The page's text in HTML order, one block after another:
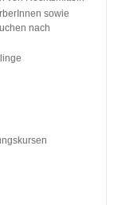
sowie
nach